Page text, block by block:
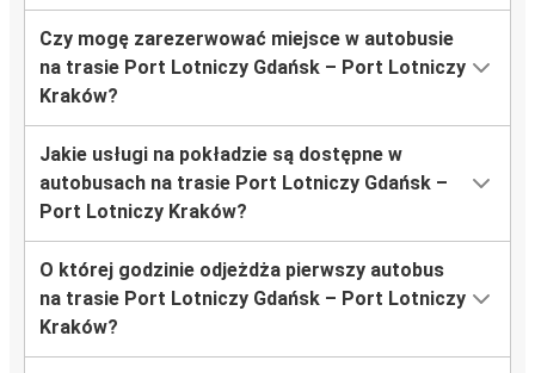
Czy mogę zarezerwować miejsce w autobusie
na trasie Port Lotniczy Gdańsk – Port Lotniczy
Kraków?
Jakie usługi na pokładzie są dostępne w
autobusach na trasie Port Lotniczy Gdańsk –
Port Lotniczy Kraków?
O której godzinie odjeżdża pierwszy autobus
na trasie Port Lotniczy Gdańsk – Port Lotniczy
Kraków?